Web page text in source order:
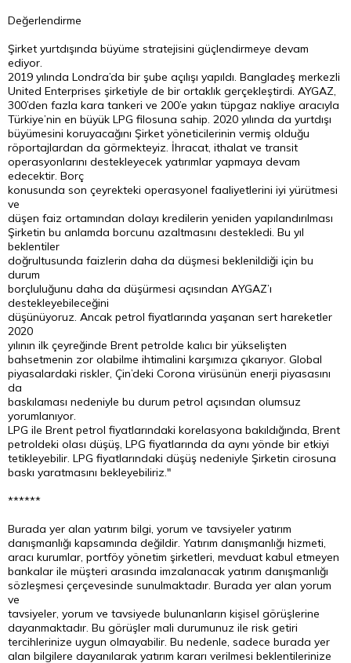
Değerlendirme
Şirket yurtdışında büyüme stratejisini güçlendirmeye devam
ediyor.
2019 yılında Londra’da bir şube açılışı yapıldı. Bangladeş merkezli
United Enterprises şirketiyle de bir ortaklık gerçekleştirdi. AYGAZ,
300’den fazla kara tankeri ve 200’e yakın tüpgaz nakliye aracıyla
Türkiye’nin en büyük LPG filosuna sahip. 2020 yılında da yurtdışı
büyümesini koruyacağını Şirket yöneticilerinin vermiş olduğu
röportajlardan da görmekteyiz. İhracat, ithalat ve transit
operasyonlarını destekleyecek yatırımlar yapmaya devam
edecektir. Borç
konusunda son çeyrekteki operasyonel faaliyetlerini iyi yürütmesi
ve
düşen faiz ortamından dolayı kredilerin yeniden yapılandırılması
Şirketin bu anlamda borcunu azaltmasını destekledi. Bu yıl
beklentiler
doğrultusunda faizlerin daha da düşmesi beklenildiği için bu
durum
borçluluğunu daha da düşürmesi açısından AYGAZ’ı
destekleyebileceğini
düşünüyoruz. Ancak petrol fiyatlarında yaşanan sert hareketler
2020
yılının ilk çeyreğinde Brent petrolde kalıcı bir yükselişten
bahsetmenin zor olabilme ihtimalini karşımıza çıkarıyor. Global
piyasalardaki riskler, Çin’deki Corona virüsünün enerji piyasasını
da
baskılaması nedeniyle bu durum petrol açısından olumsuz
yorumlanıyor.
LPG ile Brent petrol fiyatlarındaki korelasyona bakıldığında, Brent
petroldeki olası düşüş, LPG fiyatlarında da aynı yönde bir etkiyi
tetikleyebilir. LPG fiyatlarındaki düşüş nedeniyle Şirketin cirosuna
baskı yaratmasını bekleyebiliriz."
******
Burada yer alan yatırım bilgi, yorum ve tavsiyeler yatırım
danışmanlığı kapsamında değildir. Yatırım danışmanlığı hizmeti,
aracı kurumlar, portföy yönetim şirketleri, mevduat kabul etmeyen
bankalar ile müşteri arasında imzalanacak yatırım danışmanlığı
sözleşmesi çerçevesinde sunulmaktadır. Burada yer alan yorum
ve
tavsiyeler, yorum ve tavsiyede bulunanların kişisel görüşlerine
dayanmaktadır. Bu görüşler mali durumunuz ile risk getiri
tercihlerinize uygun olmayabilir. Bu nedenle, sadece burada yer
alan bilgilere dayanılarak yatırım kararı verilmesi beklentilerinize